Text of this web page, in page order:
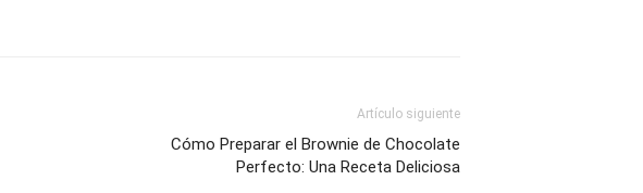
Artículo siguiente
Cómo Preparar el Brownie de Chocolate
Perfecto: Una Receta Deliciosa